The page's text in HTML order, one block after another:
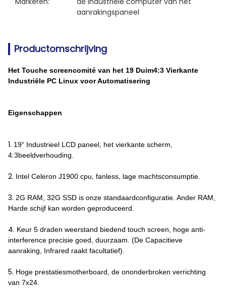
aanrakingspaneel
Productomschrijving
Het Touche screencomité van het 19 Duim4:3 Vierkante
Industriële PC Linux voor Automatisering
Eigenschappen
1. 19“ Industrieel LCD paneel, het vierkante scherm,
4:3beeldverhouding.
2. Intel Celeron J1900 cpu, fanless, lage machtsconsumptie.
3. 2G RAM, 32G SSD is onze standaardconfiguratie. Ander RAM,
Harde schijf kan worden geproduceerd.
4. Keur 5 draden weerstand biedend touch screen, hoge anti-
interference precisie goed, duurzaam. (De Capacitieve
aanraking, Infrared raakt facultatief).
5. Hoge prestatiesmotherboard, de ononderbroken verrichting
van 7x24.